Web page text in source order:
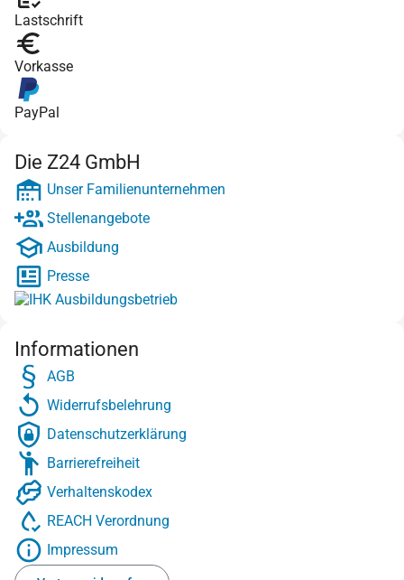
Lastschrift
Vorkasse
PayPal
Die Z24 GmbH
Unser Familienunternehmen
Stellenangebote
Ausbildung
Presse
Informationen
AGB
Widerrufsbelehrung
Datenschutzerklärung
Barrierefreiheit
Verhaltenskodex
REACH Verordnung
Impressum